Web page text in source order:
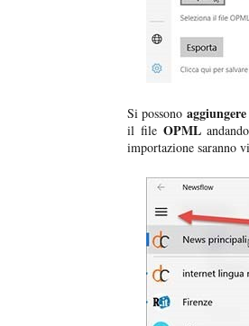
Si possono
il fileOPML
importazione saranno